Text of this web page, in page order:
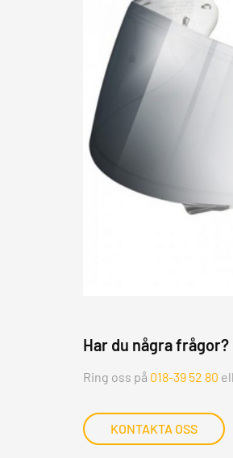
Har du några frågor?
Ring oss på 018-39 52 80
KONTAKTA OSS